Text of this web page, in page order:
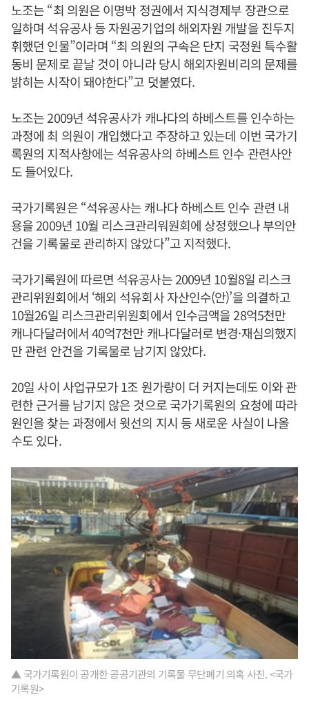
노조는 “최 의원은 이명박 정권에서 지식경제부 장관으로
일하며 석유공사 등 자원공기업의 해외자원 개발을 진두지
휘했던 인물”이라며 “최 의원의 구속은 단지 국정원 특수활
동비 문제로 끝날 것이 아니라 당시 해외자원비리의 문제를
밝히는 시작이 돼야한다”고 덧붙였다.
노조는 2009년 석유공사가 캐나다의 하베스트를 인수하는
과정에 최 의원이 개입했다고 주장하고 있는데 이번 국가기
록원의 지적사항에는 석유공사의 하베스트 인수 관련사안
도 들어있다.
국가기록원은 “석유공사는 캐나다 하베스트 인수 관련 내
용을 2009년 10월 리스크관리워원회에 상정했으나 부의안
건을 기록물로 관리하지 않았다”고 지적했다.
국가기록원에 따르면 석유공사는 2009년 10월8일 리스크
관리위원회에서 ‘해외 석유회사 자산인수(안)’을 의결하고
10월26일 리스크관리위원회에서 인수금액을 28억5천만
캐나다달러에서 40억7천만 캐나다달러로 변경·재심의했지
만 관련 안건을 기록물로 남기지 않았다.
20일 사이 사업규모가 1조 원가량이 더 커지는데도 이와 관
련한 근거를 남기지 않은 것으로 국가기록원의 요청에 따라
원인을 찾는 과정에서 윗선의 지시 등 새로운 사실이 나올
수도 있다.
▲ 국가기록원이 공개한 공공기관의 기록물 무단폐기 의혹 사진. <국가
기록원>